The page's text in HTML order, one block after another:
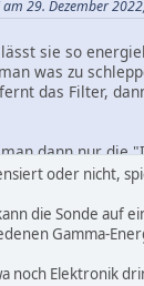
29. Dezember
sie so
was zu
das Filter,
dann nur die
oder nicht,
die Sonde auf
Gamma-
noch Elektronik